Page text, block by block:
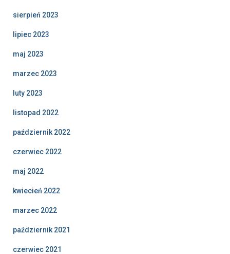
sierpień 2023
lipiec 2023
maj 2023
marzec 2023
luty 2023
listopad 2022
październik 2022
czerwiec 2022
maj 2022
kwiecień 2022
marzec 2022
październik 2021
czerwiec 2021